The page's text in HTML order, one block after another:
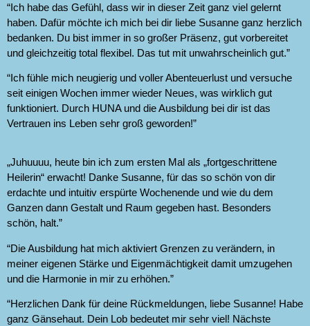
“Ich habe das Gefühl, dass wir in dieser Zeit ganz viel gelernt
haben. Dafür möchte ich mich bei dir liebe Susanne ganz herzlich
bedanken. Du bist immer in so großer Präsenz, gut vorbereitet
und gleichzeitig total flexibel. Das tut mit unwahrscheinlich gut.”
“Ich fühle mich neugierig und voller Abenteuerlust und versuche
seit einigen Wochen immer wieder Neues, was wirklich gut
funktioniert. Durch HUNA und die Ausbildung bei dir ist das
Vertrauen ins Leben sehr groß geworden!”
„Juhuuuu, heute bin ich zum ersten Mal als „fortgeschrittene
Heilerin“ erwacht! Danke Susanne, für das so schön von dir
erdachte und intuitiv erspürte Wochenende und wie du dem
Ganzen dann Gestalt und Raum gegeben hast. Besonders
schön, halt.”
“Die Ausbildung hat mich aktiviert Grenzen zu verändern, in
meiner eigenen Stärke und Eigenmächtigkeit damit umzugehen
und die Harmonie in mir zu erhöhen.”
“Herzlichen Dank für deine Rückmeldungen, liebe Susanne! Habe
ganz Gänsehaut. Dein Lob bedeutet mir sehr viel! Nächste